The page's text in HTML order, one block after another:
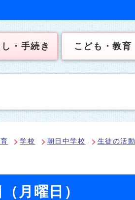
・手続き こども・教育
学校 朝日中学校 生徒の活動
月曜日）